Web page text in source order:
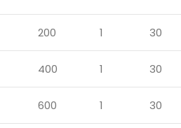
200 1 30
400 1 30
600 1 30